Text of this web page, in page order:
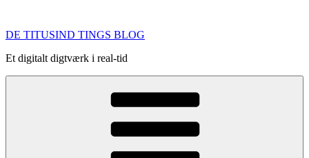
indhold
DE TITUSIND TINGS BLOG
Et digitalt digtværk i real-tid